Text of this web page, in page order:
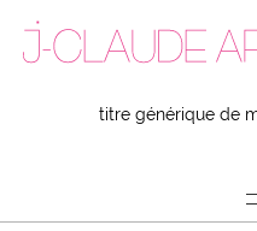
titre générique de